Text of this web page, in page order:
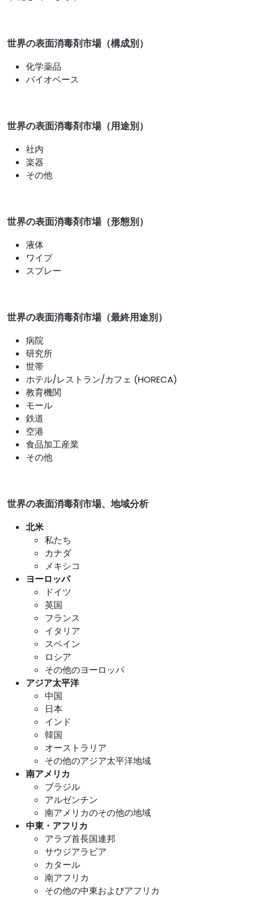
世界の表面消毒剤市場（構成別）
化学薬品
バイオベース
世界の表面消毒剤市場（用途別）
社内
楽器
その他
世界の表面消毒剤市場（形態別）
液体
ワイプ
スプレー
世界の表面消毒剤市場（最終用途別）
病院
研究所
世帯
ホテル/レストラン/カフェ (HORECA)
教育機関
モール
鉄道
空港
食品加工産業
その他
世界の表面消毒剤市場、地域分析
北米
私たち
カナダ
メキシコ
ヨーロッパ
ドイツ
英国
フランス
イタリア
スペイン
ロシア
その他のヨーロッパ
アジア太平洋
中国
日本
インド
韓国
オーストラリア
その他のアジア太平洋地域
南アメリカ
ブラジル
アルゼンチン
南アメリカのその他の地域
中東・アフリカ
アラブ首長国連邦
サウジアラビア
カタール
南アフリカ
その他の中東およびアフリカ